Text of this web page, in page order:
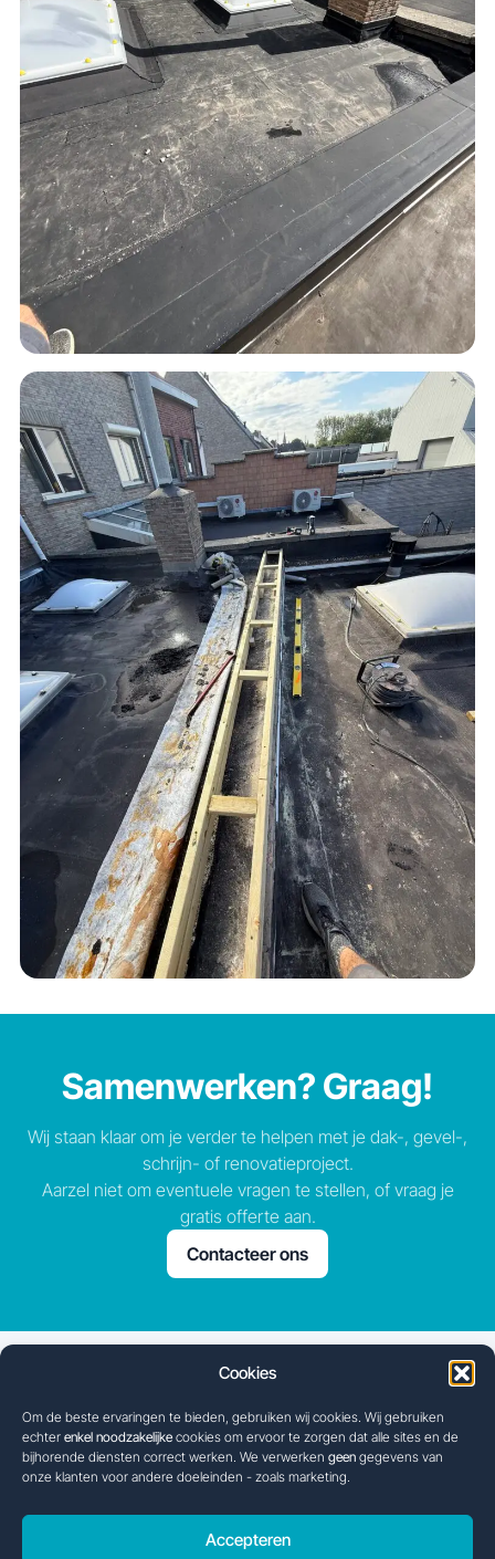
Cookies
Om de beste ervaringen te bieden, gebruiken wij cookies. Wij gebruiken
echter enkel noodzakelijke cookies om ervoor te zorgen dat alle sites en de
bijhorende diensten correct werken. We verwerken geen gegevens van
onze klanten voor andere doeleinden - zoals marketing.
Accepteren
Samenwerken? Graag!
Wij staan klaar om je verder te helpen met je dak-, gevel-,
schrijn- of renovatieproject.
Aarzel niet om eventuele vragen te stellen, of vraag je
gratis offerte aan.
Contacteer ons
MC Dak- en Schrijnwerkerij BV
BE 1004.667.503
+32 472 03 74 09
info@mc-construct.com
Legaal
Privacybeleid
Cookiebeleid